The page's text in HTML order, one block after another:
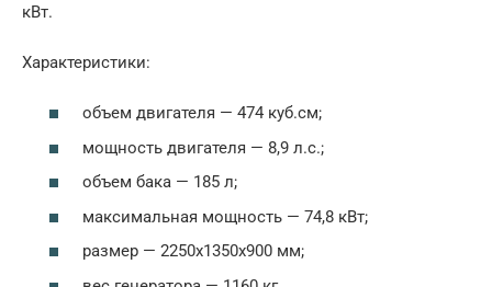
кВт.
Характеристики:
объем двигателя — 474 куб.см;
мощность двигателя — 8,9 л.с.;
объем бака — 185 л;
максимальная мощность — 74,8 кВт;
размер — 2250x1350x900 мм;